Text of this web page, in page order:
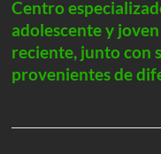
Centro
adolescente y
reciente, junto con
provenientes de